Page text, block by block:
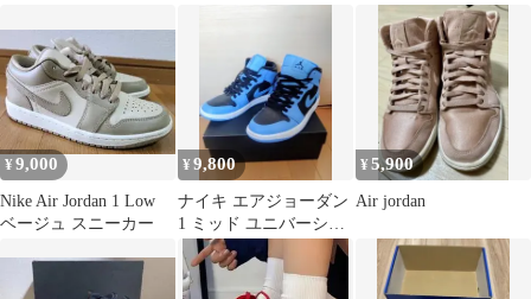
ブラック/カーキ/ホワイ
¥9,000
Nike Air Jordan 1 Low
ベージュ スニーカー
¥9,800
ナイキ エアジョーダン
1 ミッド ユニバーシテ
ィー ブルー/27cm
¥5,900
Air jordan